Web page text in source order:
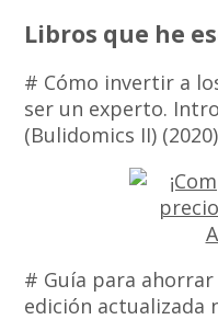
Libros que he
# Cómo invertir a
ser un experto.
(Bulidomics II) (2020)
# Guía para ahorrar
edición actualizada